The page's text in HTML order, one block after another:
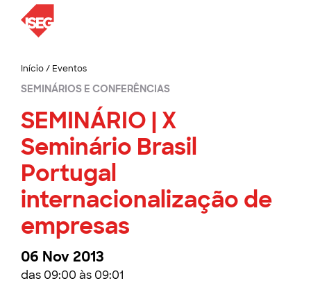
Início/ Eventos
SEMINÁRIOS E CONFERÊNCIAS
SEMINÁRIO | X
Seminário Brasil
Portugal
internacionalização de
empresas
06 Nov 2013
das 09:00 às 09:01